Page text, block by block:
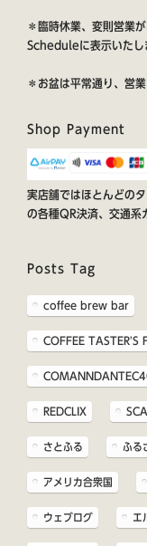
＊臨時休業、変則営業
Scheduleに表示いたし
＊お盆は平常通り、営
Shop Payment
実店舗ではほとんどの
の各種QR決済、交通系
Posts Tag
coffee brew bar
COFFEE TASTER'S
REDCLIX
さとふる ふる
アメリカ合衆国
ウェブログ エ